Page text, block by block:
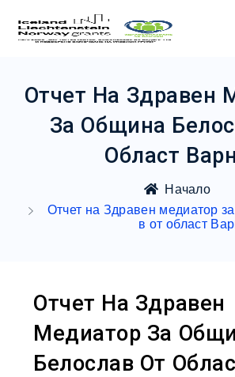
Отчет На Здравен
За Община
Област
Начало
Отчет на Здравен медиатор
в от област
Отчет На Здравен
Медиатор За
Белослав От